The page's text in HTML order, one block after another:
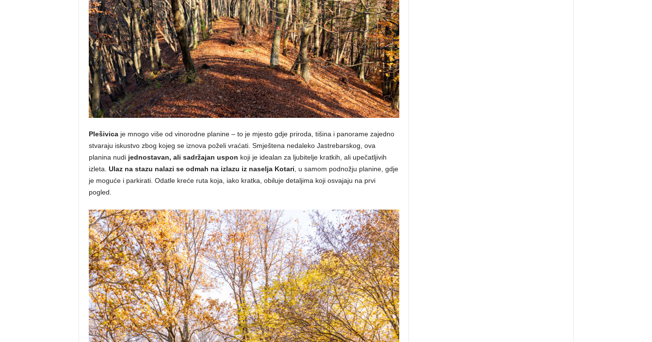
Plešivicaje mnogo više od vinorodne planine – to je mjesto gdje priroda, tišina i panorame zajedno
stvaraju iskustvo zbog kojeg se iznova poželi vraćati. Smještena nedaleko Jastrebarskog, ova
planina nudi jednostavan, ali sadržajan uspon koji je idealan za ljubitelje kratkih, ali upečatljivih
izleta. Ulaz na stazu nalazi se odmah na izlazu iz naselja Kotari , u samom podnožju planine, gdje
je moguće i parkirati. Odatle kreće ruta koja, iako kratka, obiluje detaljima koji osvajaju na prvi
pogled.